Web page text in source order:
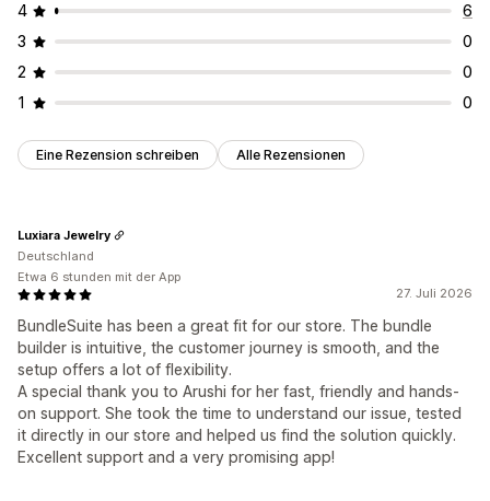
4
6
3
0
2
0
1
0
Eine Rezension schreiben Alle Rezensionen
27. Juli 2026
BundleSuite has been a great fit for our store. The bundle
builder is intuitive, the customer journey is smooth, and the
setup offers a lot of flexibility.
A special thank you to Arushi for her fast, friendly and hands-
on support. She took the time to understand our issue, tested
it directly in our store and helped us find the solution quickly.
Excellent support and a very promising app!
Luxiara Jewelry
Deutschland
Etwa 6 stunden mit der App